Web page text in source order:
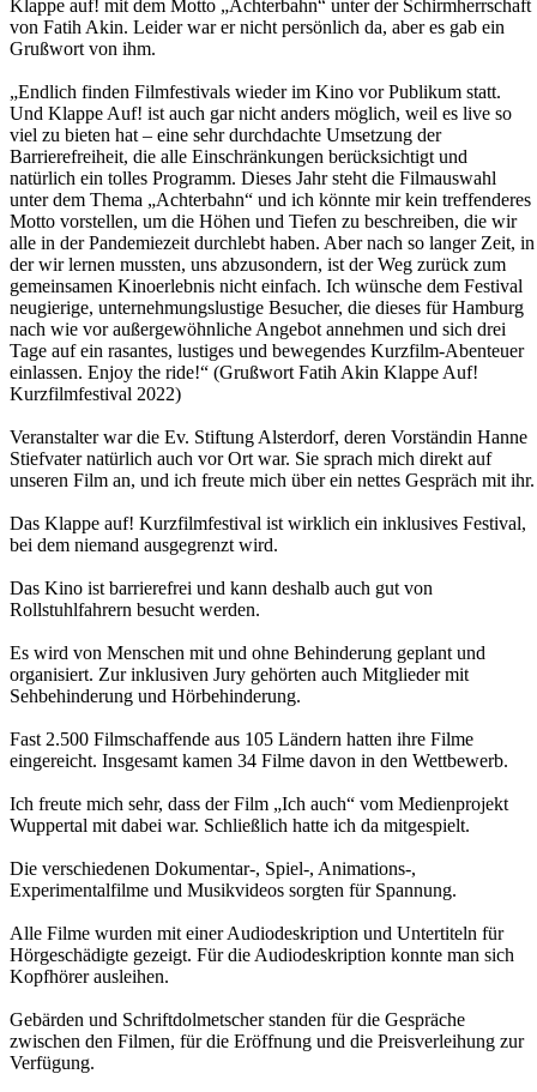
Klappe auf! mit dem Motto „Achterbahn“ unter der Schirmherrschaft
von Fatih Akin. Leider war er nicht persönlich da, aber es gab ein
Grußwort von ihm.
„Endlich finden Filmfestivals wieder im Kino vor Publikum statt.
Und Klappe Auf! ist auch gar nicht anders möglich, weil es live so
viel zu bieten hat – eine sehr durchdachte Umsetzung der
Barrierefreiheit, die alle Einschränkungen berücksichtigt und
natürlich ein tolles Programm. Dieses Jahr steht die Filmauswahl
unter dem Thema „Achterbahn“ und ich könnte mir kein treffenderes
Motto vorstellen, um die Höhen und Tiefen zu beschreiben, die wir
alle in der Pandemiezeit durchlebt haben. Aber nach so langer Zeit, in
der wir lernen mussten, uns abzusondern, ist der Weg zurück zum
gemeinsamen Kinoerlebnis nicht einfach. Ich wünsche dem Festival
neugierige, unternehmungslustige Besucher, die dieses für Hamburg
nach wie vor außergewöhnliche Angebot annehmen und sich drei
Tage auf ein rasantes, lustiges und bewegendes Kurzfilm-Abenteuer
einlassen. Enjoy the ride!“ (Grußwort Fatih Akin Klappe Auf!
Kurzfilmfestival 2022)
Veranstalter war die Ev. Stiftung Alsterdorf, deren Vorständin Hanne
Stiefvater natürlich auch vor Ort war. Sie sprach mich direkt auf
unseren Film an, und ich freute mich über ein nettes Gespräch mit ihr.
Das Klappe auf! Kurzfilmfestival ist wirklich ein inklusives Festival,
bei dem niemand ausgegrenzt wird.
Das Kino ist barrierefrei und kann deshalb auch gut von
Rollstuhlfahrern besucht werden.
Es wird von Menschen mit und ohne Behinderung geplant und
organisiert. Zur inklusiven Jury gehörten auch Mitglieder mit
Sehbehinderung und Hörbehinderung.
Fast 2.500 Filmschaffende aus 105 Ländern hatten ihre Filme
eingereicht. Insgesamt kamen 34 Filme davon in den Wettbewerb.
Ich freute mich sehr, dass der Film „Ich auch“ vom Medienprojekt
Wuppertal mit dabei war. Schließlich hatte ich da mitgespielt.
Die verschiedenen Dokumentar-, Spiel-, Animations-,
Experimentalfilme und Musikvideos sorgten für Spannung.
Alle Filme wurden mit einer Audiodeskription und Untertiteln für
Hörgeschädigte gezeigt. Für die Audiodeskription konnte man sich
Kopfhörer ausleihen.
Gebärden und Schriftdolmetscher standen für die Gespräche
zwischen den Filmen, für die Eröffnung und die Preisverleihung zur
Verfügung.